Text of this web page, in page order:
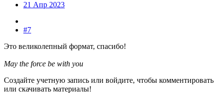
21 Апр 2023
#7
Это великолепный формат, спасибо!
May the force be with you
Создайте учетную запись или войдите, чтобы комментировать
или скачивать материалы!